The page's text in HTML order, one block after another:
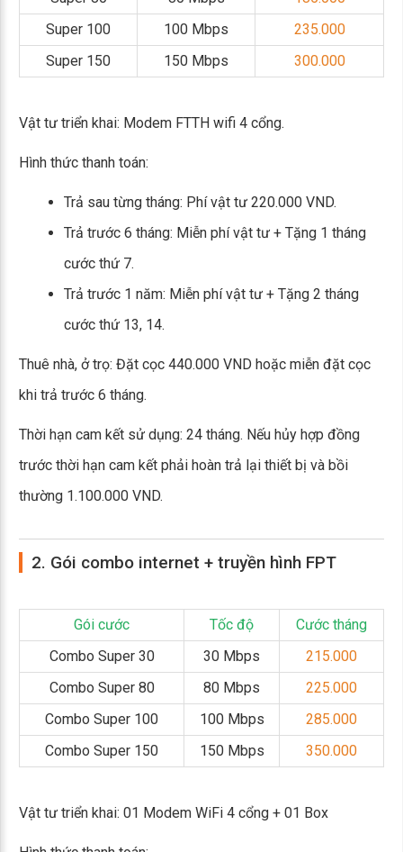
Super 100
100 Mbps
235.000
Super 150
150 Mbps 300.000
Vật tư triển khai: Modem FTTH wifi 4 cổng.
Hình thức thanh toán:
Trả sau từng tháng: Phí vật tư 220.000 VND.
Trả trước 6 tháng: Miễn phí vật tư + Tặng 1 tháng
cước thứ 7.
Trả trước 1 năm: Miễn phí vật tư + Tặng 2 tháng
cước thứ 13, 14.
Thuê nhà, ở trọ: Đặt cọc 440.000 VND hoặc miễn đặt cọc
khi trả trước 6 tháng.
Thời hạn cam kết sử dụng: 24 tháng. Nếu hủy hợp đồng
trước thời hạn cam kết phải hoàn trả lại thiết bị và bồi
thường 1.100.000 VND.
2. Gói combo internet + truyền hình FPT
Gói cước Tốc độ
Cước tháng
Combo Super 30
30 Mbps
215.000
Combo Super 80
80 Mbps
225.000
Combo Super 100
100 Mbps
285.000
Combo Super 150
150 Mbps 350.000
Vật tư triển khai: 01 Modem WiFi 4 cổng + 01 Box